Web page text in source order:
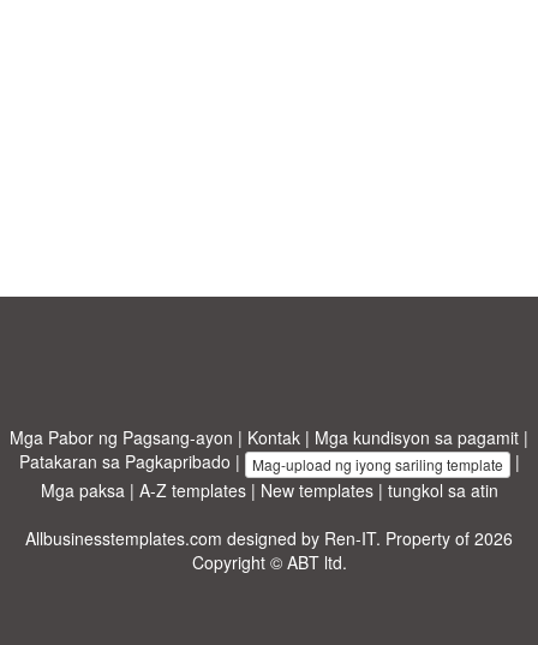
Mga Pabor ng Pagsang-ayon | Kontak | Mga kundisyon sa pagamit |
Patakaran sa Pagkapribado | Mag-upload ng iyong sariling template |
Mga paksa | A-Z templates| New templates| tungkol sa atin
Allbusinesstemplates.com designed by Ren-IT. Property of 2026
Copyright © ABT ltd.